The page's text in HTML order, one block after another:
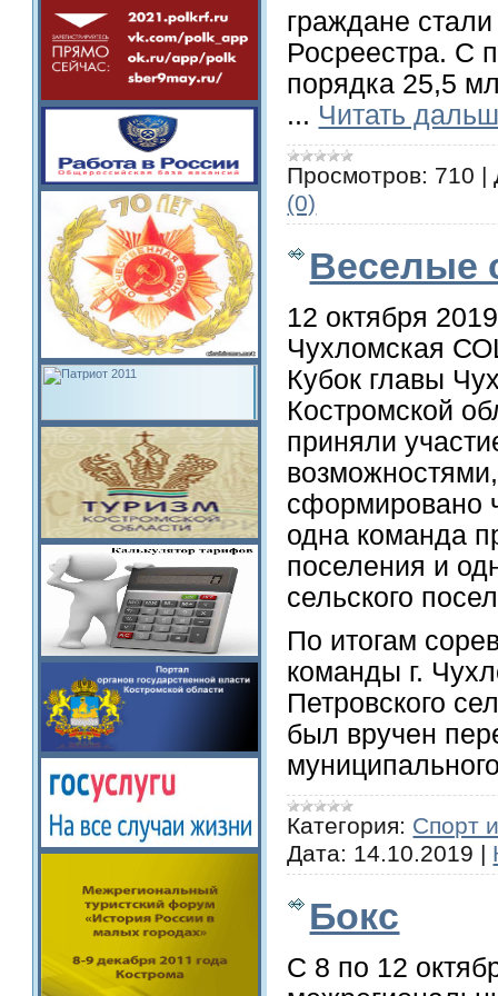
граждане
Росреестра. С
порядка 25,5
... Читать
Просмотров: 710 |
(0)
Веселые
12 октября
Чухломская
Кубок главы
Костромской
приняли
сформировано
одна команда
поселения и
сельского
По итогам
команды г.
Петровского
был вручен
Категория: Спорт
Дата: 14.10.2019 |
Бокс
С 8 по 12